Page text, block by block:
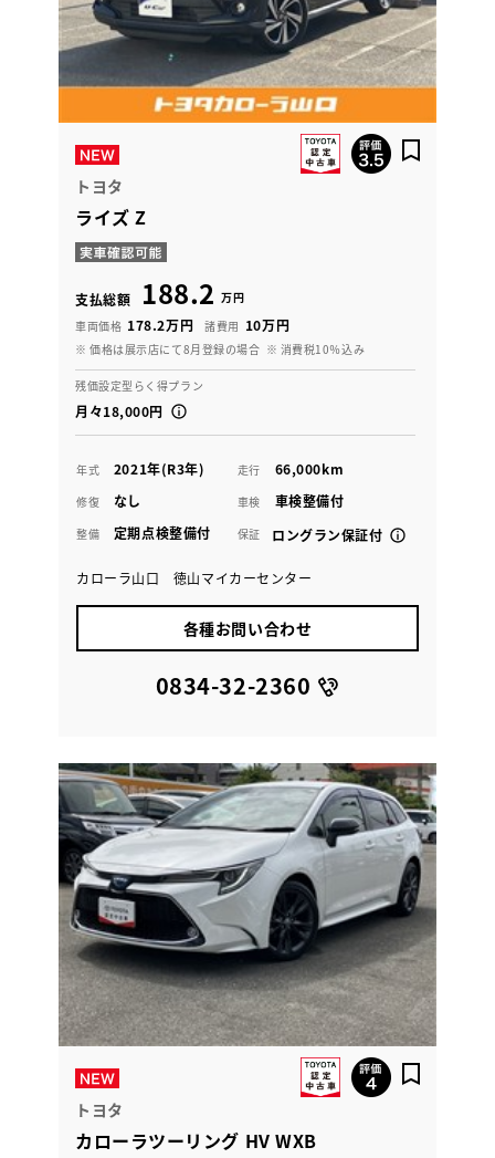
トヨタ
ライズ Z
支払総額 188.2 万円
車両価格 178.2万円 諸費用 10万円
※ 価格は展示店にて8月登録の場合 ※ 消費税10％込み
残価設定型らく得プラン
月々18,000円
年式 2021年(R3年) 走行 66,000km
修復 なし 車検 車検整備付
整備 定期点検整備付 保証 ロングラン保証付
カローラ山口 徳山マイカーセンター
各種お問い合わせ
0834-32-2360
トヨタ
カローラツーリング HV WXB